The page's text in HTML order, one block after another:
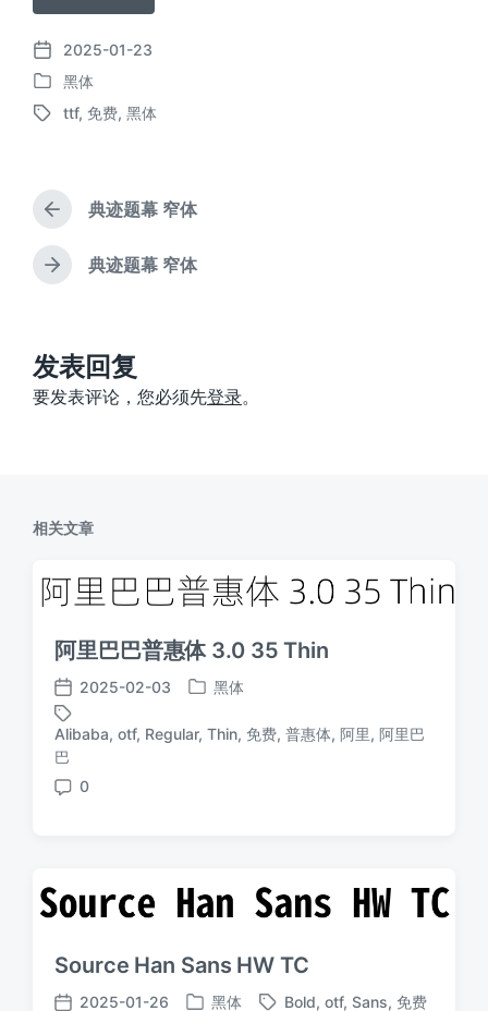
发
布
日
2025-01-23
发
布
黑体
标
ttf, 免费, 黑体
上
篇
文
章
典迹题幕 窄体
下
：
典迹题幕 窄体
发表回复
要发表评论，您必须先登录。
相关文章
阿里巴巴普惠体 3.0 35 Thin
发
布
日
期
2025-02-03
发
于
黑体
标
签
Alibaba, otf, Regular, Thin, 免费, 普惠体, 阿里, 阿里巴
巴
评
0
Source Han Sans HW TC
2025-01-26 黑体 Bold, otf, Sans, 免费